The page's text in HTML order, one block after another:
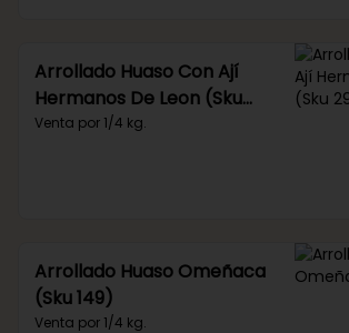
Arrollado Huaso Con Ají
Hermanos De Leon (Sku
292)
Venta por 1/4 kg.
Arrollado Huaso Omeñaca
(Sku 149)
Venta por 1/4 kg.